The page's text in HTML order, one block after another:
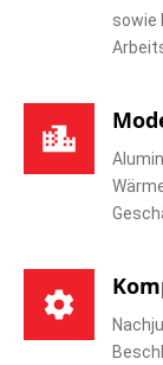
sowie